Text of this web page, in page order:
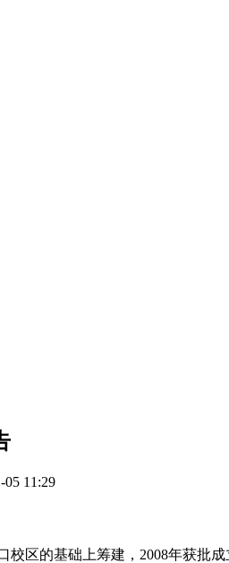
11:29
区的基础上筹建，2008年获批